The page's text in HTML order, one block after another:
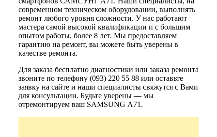
современном техническом оборудовании, выполнять
ремонт любого уровня сложности. У нас работают
мастера самой высокой квалификации и с большим
опытом работы, более 8 лет. Мы предоставляем
гарантию на ремонт, вы можете быть уверены в
качестве ремонта.
Для заказа бесплатно диагностики или заказа ремонта
звоните по телефону (093) 220 55 88 или оставьте
заявку на сайте и наши специалисты свяжутся с Вами
для консультации. Будьте уверены — мы
отремонтируем ваш SAMSUNG А71.